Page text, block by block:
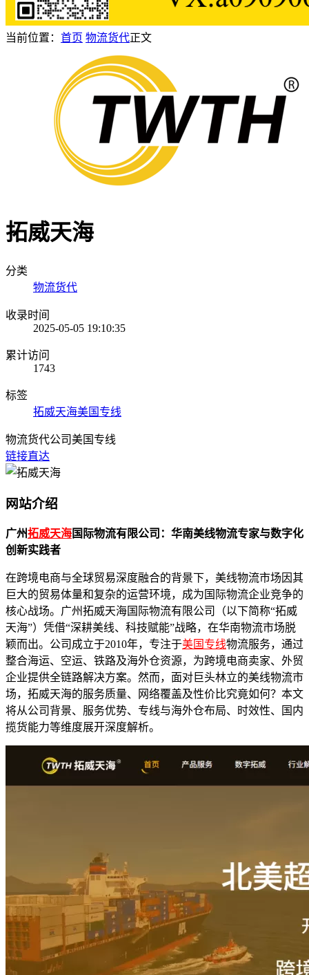
当前位置： 首页 物流货代正文
拓威天海
分类
物流货代
收录时间
2025-05-05 19:10:35
累计访问
1743
标签
拓威天海美国专线
物流货代公司美国专线
链接直达
网站介绍
广州拓威天海国际物流有限公司：华南美线物流专家与数字化
创新实践者
在跨境电商与全球贸易深度融合的背景下，美线物流市场因其
巨大的贸易体量和复杂的运营环境，成为国际物流企业竞争的
核心战场。广州拓威天海国际物流有限公司（以下简称“拓威
天海”）凭借“深耕美线、科技赋能”战略，在华南物流市场脱
颖而出。公司成立于2010年，专注于美国专线物流服务，通过
整合海运、空运、铁路及海外仓资源，为跨境电商卖家、外贸
企业提供全链路解决方案。然而，面对巨头林立的美线物流市
场，拓威天海的服务质量、网络覆盖及性价比究竟如何？本文
将从公司背景、服务优势、专线与海外仓布局、时效性、国内
揽货能力等维度展开深度解析。